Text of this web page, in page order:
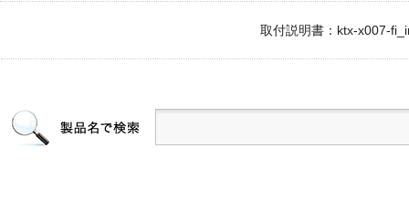
取付説明書：ktx-x007-